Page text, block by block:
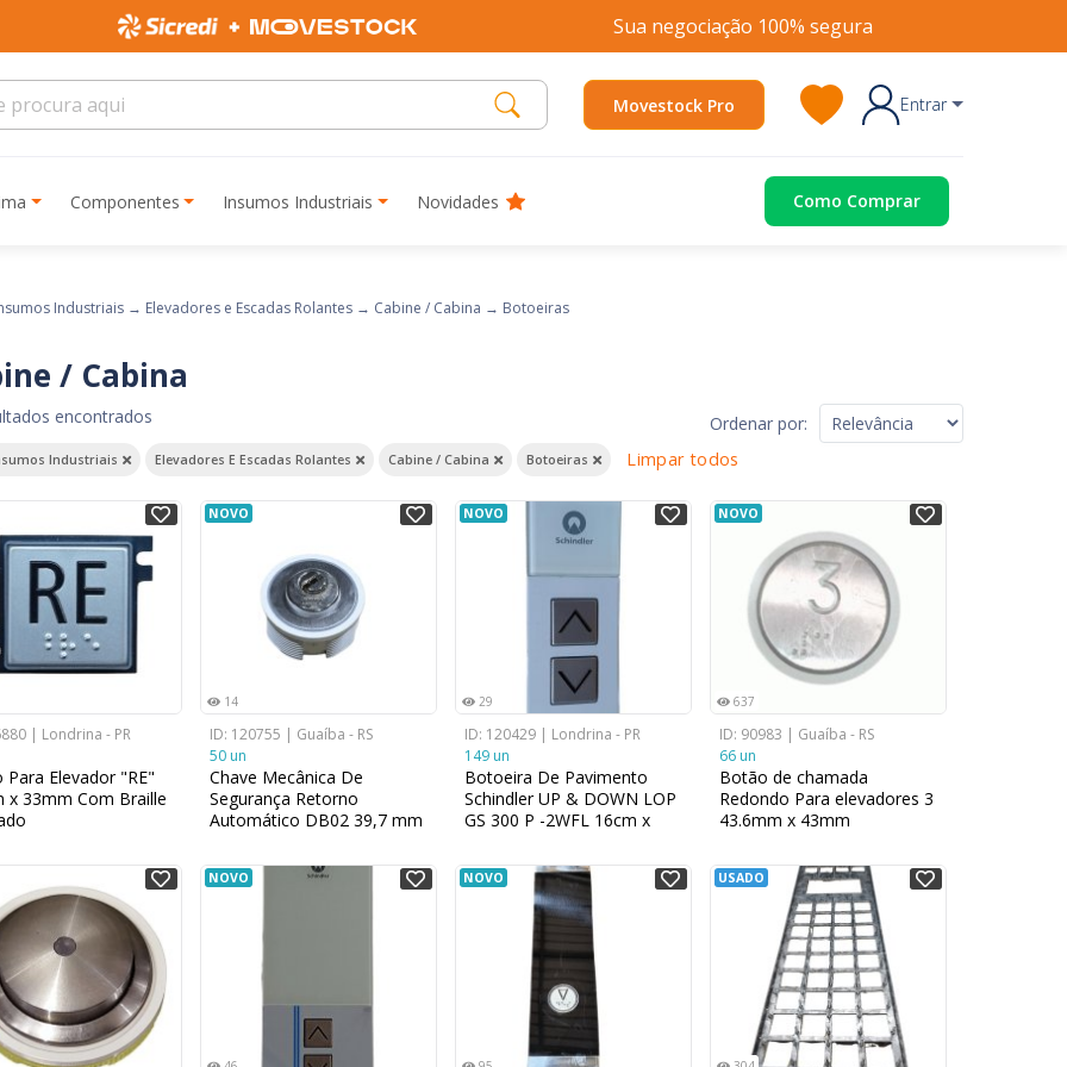
Sua negociação 100% segura
Movestock Pro Entrar
Componentes Insumos Industriais Novidades Como Comprar
Industriais → Elevadores e Escadas Rolantes → Cabine / Cabina → Botoeiras
/ Cabina
encontrados Ordenar por:
Industriais Elevadores E Escadas Rolantes Cabine / Cabina Botoeiras Limpar todos
| Londrina - PR
Para Elevador "RE"
x 33mm Com Braille
NOVO
14
ID: 120755 | Guaíba - RS
50 un
Chave Mecânica De
Segurança Retorno
Automático DB02 39,7 mm
NOVO
29
ID: 120429 | Londrina - PR
149 un
Botoeira De Pavimento
Schindler UP & DOWN LOP
GS 300 P -2WFL 16cm x
NOVO
637
ID: 90983 | Guaíba - RS
66 un
Botão de chamada
Redondo Para elevadores 3
43.6mm x 43mm
NOVO NOVO USADO